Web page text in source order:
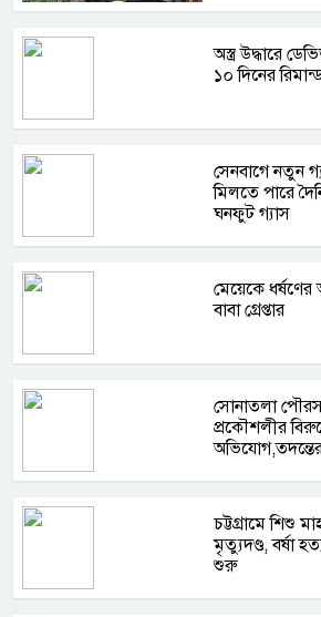
অস্ত্র উদ্ধারে
১০ দিনের
সেনবাগে নতুন
মিলতে পারে
ঘনফুট গ্যাস
মেয়েকে
বাবা গ্রেপ্তার
সোনাতলা
প্রকৌশলীর
চট্টগ্রামে শিশু
মৃত্যুদণ্ড, বর্ষা
শুরু